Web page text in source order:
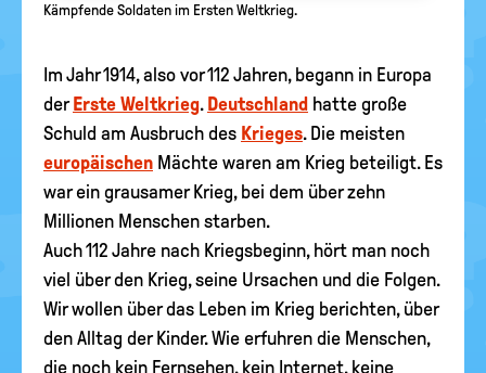
Kämpfende Soldaten im Ersten Weltkrieg.
Im Jahr 1914, also vor 112 Jahren, begann in Europa
der Erste Weltkrieg. Deutschland hatte große
Schuld am Ausbruch des Krieges. Die meisten
europäischen Mächte waren am Krieg beteiligt. Es
war ein grausamer Krieg, bei dem über zehn
Millionen Menschen starben.
Auch 112 Jahre nach Kriegsbeginn, hört man noch
viel über den Krieg, seine Ursachen und die Folgen.
Wir wollen über das Leben im Krieg berichten, über
den Alltag der Kinder. Wie erfuhren die Menschen,
die noch kein Fernsehen, kein Internet, keine